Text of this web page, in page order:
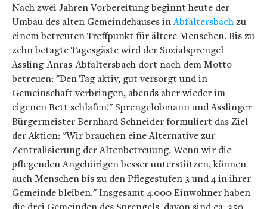
Nach zwei Jahren Vorbereitung beginnt heute der
Umbau des alten Gemeindehauses inAbfaltersbachzu
einem betreuten Treffpunkt für ältere Menschen. Bis zu
zehn betagte Tagesgäste wird der Sozialsprengel
Assling-Anras-Abfaltersbach dort nach dem Motto
betreuen: "Den Tag aktiv, gut versorgt und in
Gemeinschaft verbringen, abends aber wieder im
eigenen Bett schlafen!" Sprengelobmann und Asslinger
Bürgermeister Bernhard Schneider formuliert das Ziel
der Aktion: "Wir brauchen eine Alternative zur
Zentralisierung der Altenbetreuung. Wenn wir die
pflegenden Angehörigen besser unterstützen, können
auch Menschen bis zu den Pflegestufen 3 und 4 in ihrer
Gemeinde bleiben." Insgesamt 4.000 Einwohner haben